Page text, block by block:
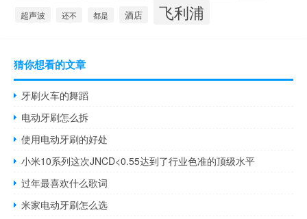
超声波 还不 都是 酒店 飞利浦
猜你想看的文章
牙刷火车的舞蹈
电动牙刷怎么拆
使用电动牙刷的好处
小米10系列这次JNCD<0.55达到了行业色准的顶级水平
过年最喜欢什么歌词
米家电动牙刷怎么选